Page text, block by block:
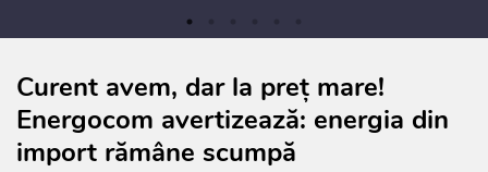
Curent avem, dar la preț mare!
Energocom avertizează: energia din
import rămâne scumpă